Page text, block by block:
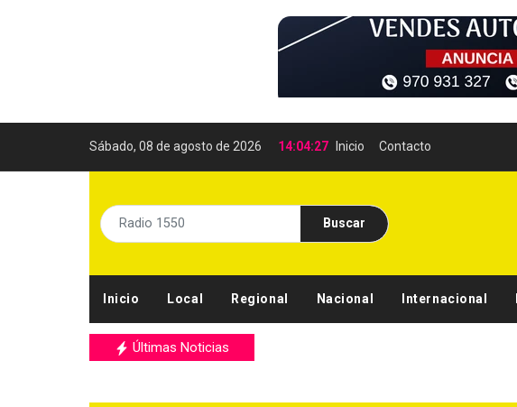
Sábado, 08 de agosto de 2026 14:04:28 Inicio Contacto
Buscar
Inicio Local Regional Nacional Internacional
Últimas Noticias